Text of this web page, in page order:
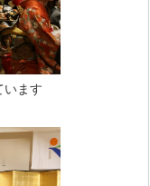
います